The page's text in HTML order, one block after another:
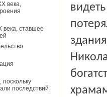
века,
века, ставшее
последствий